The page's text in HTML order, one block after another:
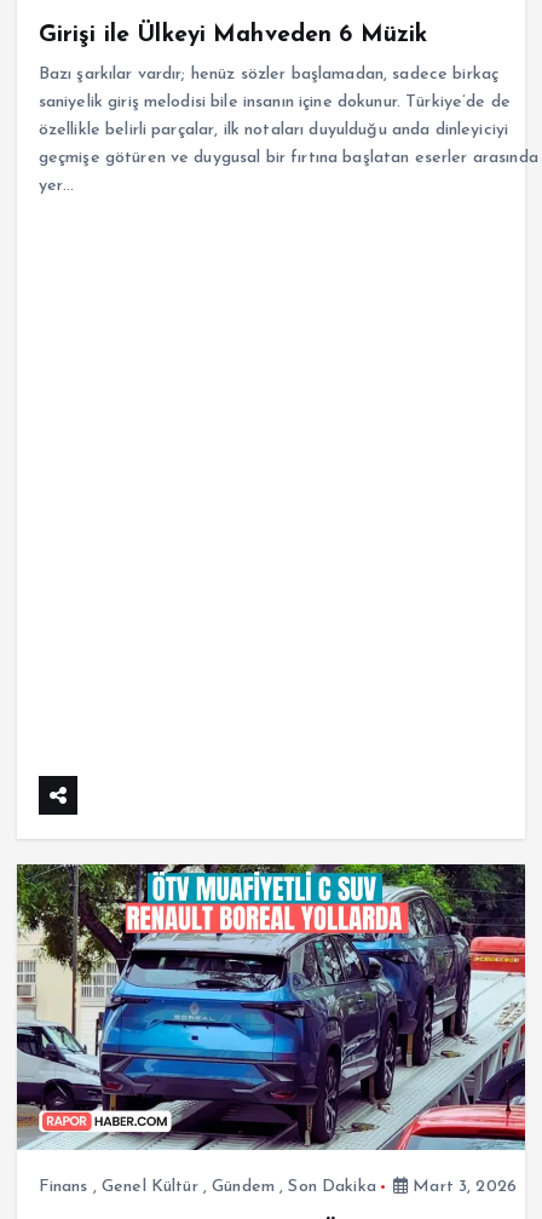
Girişi ile Ülkeyi Mahveden 6 Müzik
Bazı şarkılar vardır; henüz sözler başlamadan, sadece birkaç
saniyelik giriş melodisi bile insanın içine dokunur. Türkiye’de de
özellikle belirli parçalar, ilk notaları duyulduğu anda dinleyiciyi
geçmişe götüren ve duygusal bir fırtına başlatan eserler arasında
yer…
Finans , Genel Kültür,Gündem ,Son Dakika Mart 3, 2026